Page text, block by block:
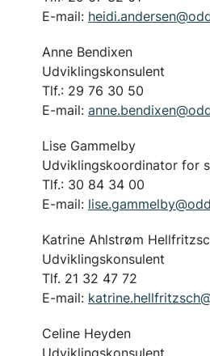
E-mail:
Anne Bendixen
Udviklingskonsulent
Tlf.: 29 76 30 50
E-mail:
Lise Gammelby
Udviklingskoordinator for
Tlf.: 30 84 34 00
E-mail:
Katrine Ahlstrøm
Udviklingskonsulent
Tlf. 21 32 47 72
E-mail:
Celine Heyden